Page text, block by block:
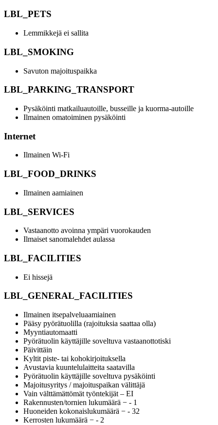
LBL_PETS
Lemmikkejä ei sallita
LBL_SMOKING
Savuton majoituspaikka
LBL_PARKING_TRANSPORT
Pysäköinti matkailuautoille, busseille ja kuorma-autoille
Ilmainen omatoiminen pysäköinti
Internet
Ilmainen Wi-Fi
LBL_FOOD_DRINKS
Ilmainen aamiainen
LBL_SERVICES
Vastaanotto avoinna ympäri vuorokauden
Ilmaiset sanomalehdet aulassa
LBL_FACILITIES
Ei hissejä
LBL_GENERAL_FACILITIES
Ilmainen itsepalveluaamiainen
Pääsy pyörätuolilla (rajoituksia saattaa olla)
Myyntiautomaatti
Pyörätuolin käyttäjille soveltuva vastaanottotiski
Päivittäin
Kyltit piste- tai kohokirjoituksella
Avustavia kuuntelulaitteita saatavilla
Pyörätuolin käyttäjille soveltuva pysäköinti
Majoitusyritys / majoituspaikan välittäjä
Vain välttämättömät työntekijät – EI
Rakennusten/tornien lukumäärä − - 1
Huoneiden kokonaislukumäärä − - 32
Kerrosten lukumäärä − - 2